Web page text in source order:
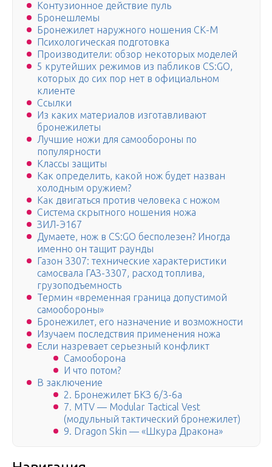
Контузионное действие пуль
Бронешлемы
Бронежилет наружного ношения СК-М
Психологическая подготовка
Производители: обзор некоторых моделей
5 крутейших режимов из пабликов CS:GO,
которых до сих пор нет в официальном
клиенте
Ссылки
Из каких материалов изготавливают
бронежилеты
Лучшие ножи для самообороны по
популярности
Классы защиты
Как определить, какой нож будет назван
холодным оружием?
Как двигаться против человека с ножом
Система скрытного ношения ножа
ЗИЛ-Э167
Думаете, нож в CS:GO бесполезен? Иногда
именно он тащит раунды
Газон 3307: технические характеристики
самосвала ГАЗ-3307, расход топлива,
грузоподъемность
Термин «временная граница допустимой
самообороны»
Бронежилет, его назначение и возможности
Изучаем последствия применения ножа
Если назревает серьезный конфликт
Самооборона
И что потом?
В заключение
2. Бронежилет БКЗ 6/3-6а
7. MTV — Modular Tactical Vest
(модульный тактический бронежилет)
9. Dragon Skin — «Шкура Дракона»